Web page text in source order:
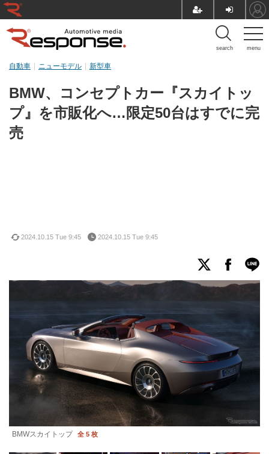
menu
search
BMW、コンセプトカー『スカイトッ
プ』を市販化へ…限定50台はすでに完
売
自動車 ニューモデル 新型車
2024.10.15 Tue 9:45 2024.10.15 Tue 9:45
BMWスカイトップ 全 5 枚